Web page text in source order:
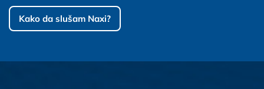
Kako da slušam Naxi?